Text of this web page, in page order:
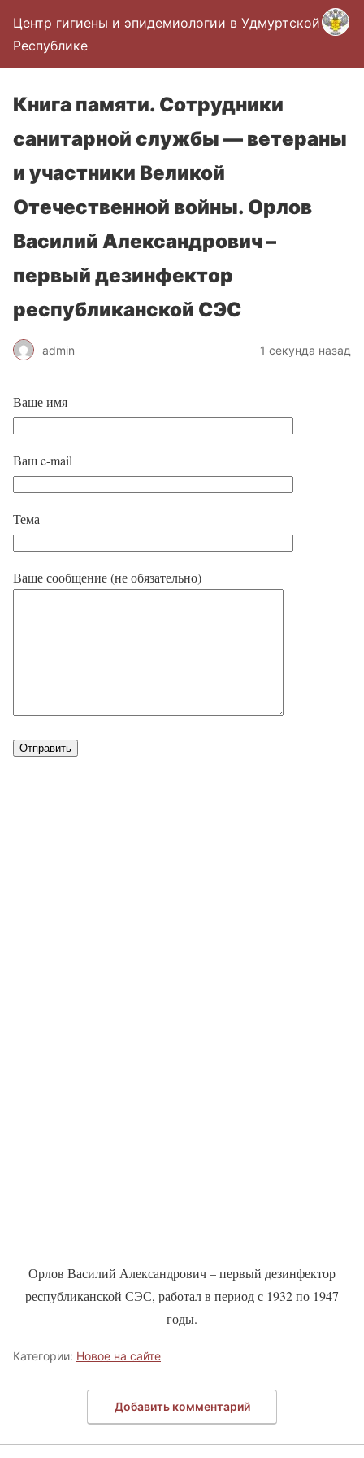
Центр гигиены и эпидемиологии в Удмуртской
Республике
Книга памяти. Сотрудники
санитарной службы — ветераны
и участники Великой
Отечественной войны. Орлов
Василий Александрович –
первый дезинфектор
республиканской СЭС
admin 1 секунда назад
Ваше имя
Ваш e-mail
Тема
Ваше сообщение (не обязательно)
Орлов Василий Александрович – первый дезинфектор
республиканской СЭС, работал в период с 1932 по 1947
годы.
Категории: Новое на сайте
Добавить комментарий